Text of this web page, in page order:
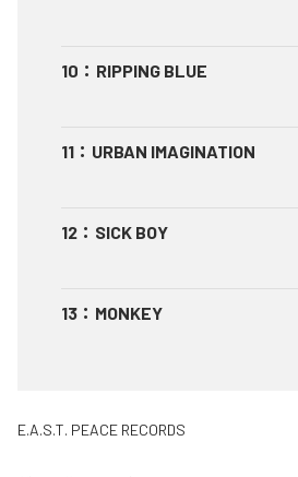
10 ： RIPPING BLUE
11 ： URBAN IMAGINATION
12 ： SICK BOY
13 ： MONKEY
E.A.S.T. PEACE RECORDS